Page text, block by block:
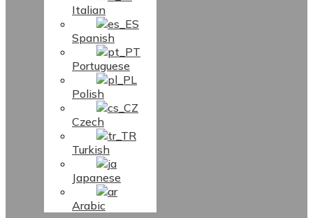
Italian
Spanish
Portuguese
Polish
Czech
Turkish
Japanese
Arabic